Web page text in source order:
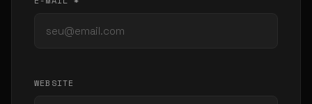
WEBSITE